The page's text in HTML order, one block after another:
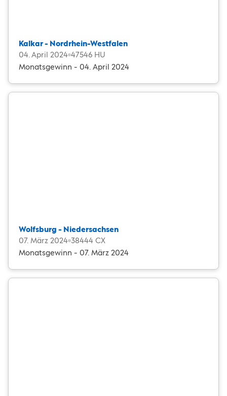
Kalkar - Nordrhein-Westfalen
04. April 2024 47546 HU
Monatsgewinn - 04. April 2024
Wolfsburg - Niedersachsen
07. März 2024 38444 CX
Monatsgewinn - 07. März 2024